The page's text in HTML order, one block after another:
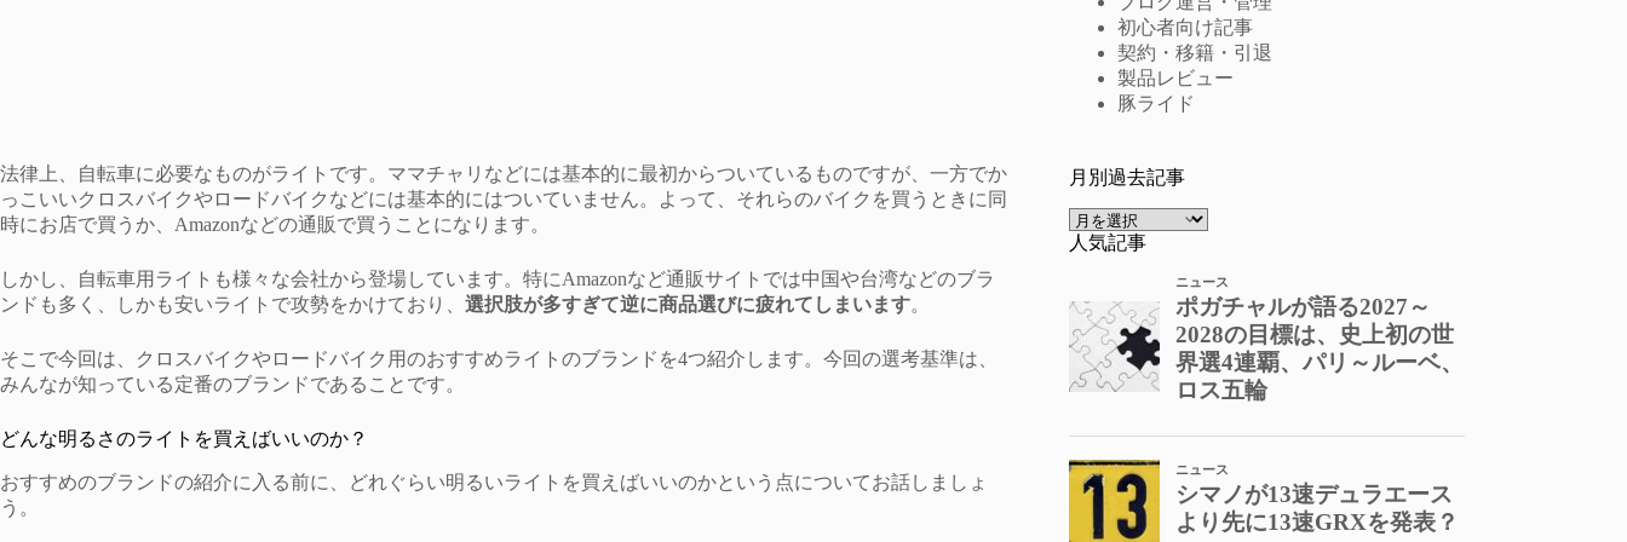
法律上、自転車に必要なものがライトです。ママチャリなどには基本的に最初からついているものですが、一方でか
っこいいクロスバイクやロードバイクなどには基本的にはついていません。よって、それらのバイクを買うときに同
時にお店で買うか、Amazonなどの通販で買うことになります。
しかし、自転車用ライトも様々な会社から登場しています。特にAmazonなど通販サイトでは中国や台湾などのブラ
ンドも多く、しかも安いライトで攻勢をかけており、 選択肢が多すぎて逆に商品選びに疲れてしまいます。
そこで今回は、クロスバイクやロードバイク用のおすすめライトのブランドを4つ紹介します。今回の選考基準は、
みんなが知っている定番のブランドであることです。
どんな明るさのライトを買えばいいのか？
おすすめのブランドの紹介に入る前に、どれぐらい明るいライトを買えばいいのかという点についてお話しましょ
う。
初心者向け記事
契約・移籍・引退
製品レビュー
豚ライド
月別過去記事
ア
ー
ブ
人気記事